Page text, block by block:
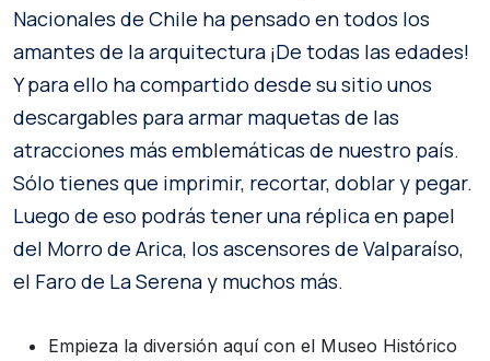
Nacionales de Chile ha pensado en todos los
amantes de la arquitectura ¡De todas las edades!
Y para ello ha compartido desde su sitio unos
descargables para armar maquetas de las
atracciones más emblemáticas de nuestro país.
Sólo tienes que imprimir, recortar, doblar y pegar.
Luego de eso podrás tener una réplica en papel
del Morro de Arica, los ascensores de Valparaíso,
el Faro de La Serena y muchos más.
Empieza la diversión aquí con el Museo Histórico